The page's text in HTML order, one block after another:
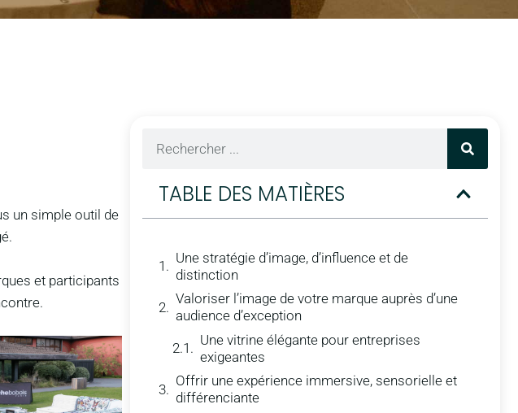
un simple outil de
et participants
TABLE DES MATIÈRES
Une stratégie d’image, d’influence et de
distinction
Valoriser l’image de votre marque auprès d’une
audience d’exception
Une vitrine élégante pour entreprises
exigeantes
Offrir une expérience immersive, sensorielle et
différenciante